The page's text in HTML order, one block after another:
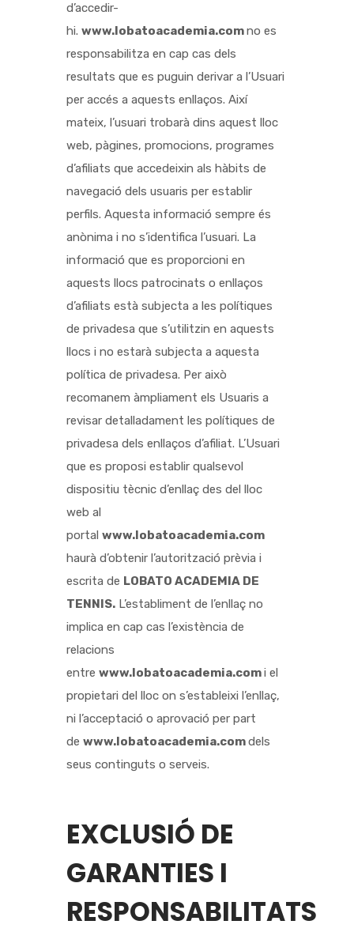
d’accedir-
hi. www.lobatoacademia.comno es
responsabilitza en cap cas dels
resultats que es puguin derivar a l’Usuari
per accés a aquests enllaços. Així
mateix, l’usuari trobarà dins aquest lloc
web, pàgines, promocions, programes
d’afiliats que accedeixin als hàbits de
navegació dels usuaris per establir
perfils. Aquesta informació sempre és
anònima i no s’identifica l’usuari. La
informació que es proporcioni en
aquests llocs patrocinats o enllaços
d’afiliats està subjecta a les polítiques
de privadesa que s’utilitzin en aquests
llocs i no estarà subjecta a aquesta
política de privadesa. Per això
recomanem àmpliament els Usuaris a
revisar detalladament les polítiques de
privadesa dels enllaços d’afiliat. L’Usuari
que es proposi establir qualsevol
dispositiu tècnic d’enllaç des del lloc
web al
portal www.lobatoacademia.com
haurà d’obtenir l’autorització prèvia i
escrita de LOBATO ACADEMIA DE
TENNIS. L’establiment de l’enllaç no
implica en cap cas l’existència de
relacions
entre www.lobatoacademia.comi el
propietari del lloc on s’estableixi l’enllaç,
ni l’acceptació o aprovació per part
de www.lobatoacademia.comdels
seus continguts o serveis.
EXCLUSIÓ DE
GARANTIES I
RESPONSABILITATS